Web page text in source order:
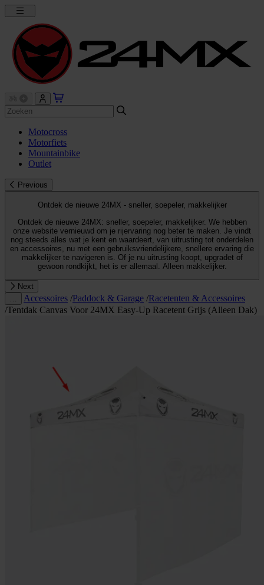
Motocross
Motorfiets
Mountainbike
Outlet
Previous
Ontdek de nieuwe 24MX - sneller, soepeler, makkelijker
Ontdek de nieuwe 24MX: sneller, soepeler, makkelijker. We hebben
onze website vernieuwd om je rijervaring nog beter te maken. Je vindt
nog steeds alles wat je kent en waardeert, van uitrusting tot onderdelen
en accessoires, nu met een gebruiksvriendelijkere, snellere ervaring die
makkelijker te navigeren is. Of je nu uitrusting koopt, upgradet of
gewoon rondkijkt, het is er allemaal. Alleen makkelijker.
Next
Accessoires /Paddock & Garage /Racetenten & Accessoires
/Tentdak Canvas Voor 24MX Easy-Up Racetent Grijs (Alleen Dak)